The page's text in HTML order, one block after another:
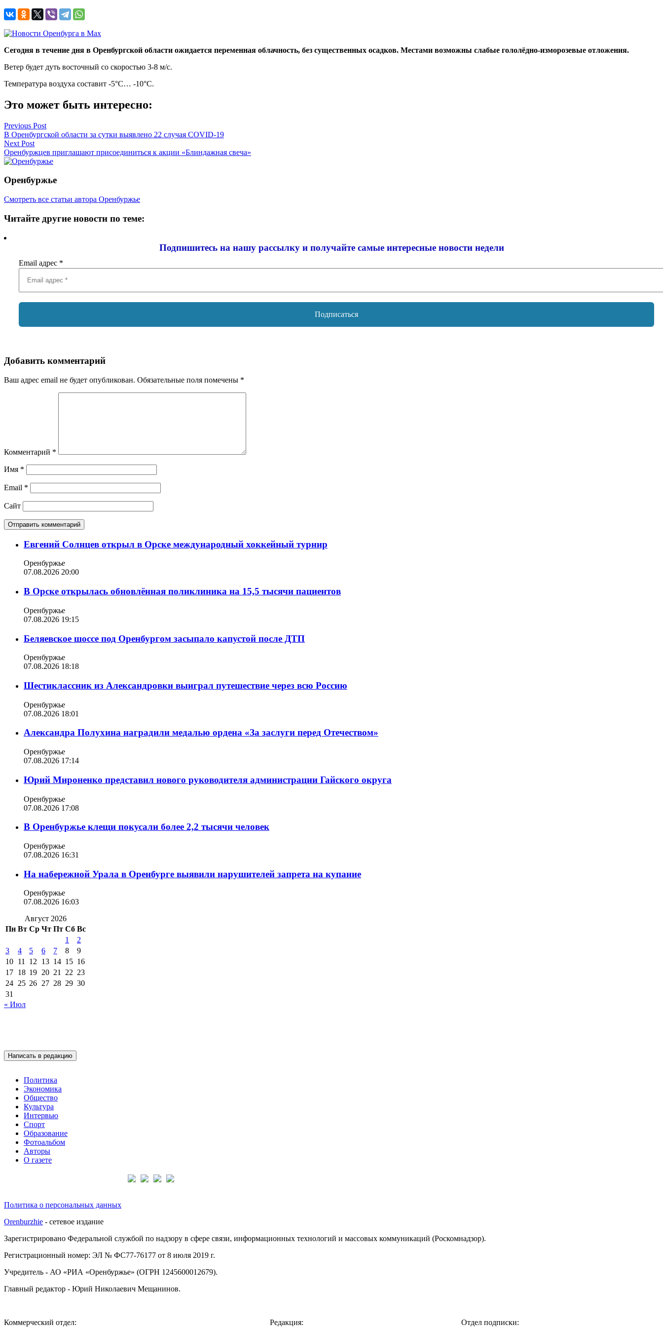
Сегодня в течение дня в Оренбургской области ожидается переменная облачность, без существенных осадков. Местами возможны слабые гололёдно-изморозевые отложения.
Ветер будет дуть восточный со скоростью 3-8 м/с.
Температура воздуха составит -5°C… -10°C.
Это может быть интересно:
Навигация
по
записям
Previous Post
В Оренбургской области за сутки выявлено 22 случая COVID-19
Next Post
Оренбуржцев приглашают присоединиться к акции «Блиндажная свеча»
Оренбуржье
Смотреть все статьи автора Оренбуржье
Читайте другие новости по теме:
Подпишитесь на нашу рассылку и получайте самые интересные новости недели
Email адрес *
Добавить комментарий
Ваш адрес email не будет опубликован. Обязательные поля помечены *
Комментарий *
Имя *
Email *
Сайт
Евгений Солнцев открыл в Орске международный хоккейный турнир
Оренбуржье
07.08.2026 20:00
В Орске открылась обновлённая поликлиника на 15,5 тысячи пациентов
Оренбуржье
07.08.2026 19:15
Беляевское шоссе под Оренбургом засыпало капустой после ДТП
Оренбуржье
07.08.2026 18:18
Шестиклассник из Александровки выиграл путешествие через всю Россию
Оренбуржье
07.08.2026 18:01
Александра Полухина наградили медалью ордена «За заслуги перед Отечеством»
Оренбуржье
07.08.2026 17:14
Юрий Мироненко представил нового руководителя администрации Гайского округа
Оренбуржье
07.08.2026 17:08
В Оренбуржье клещи покусали более 2,2 тысячи человек
Оренбуржье
07.08.2026 16:31
На набережной Урала в Оренбурге выявили нарушителей запрета на купание
Оренбуржье
07.08.2026 16:03
Август 2026
Пн Вт Ср Чт Пт Сб Вс
1
2
3
4 5 6 7 8
9
10 11 12 13 14 15 16
17 18 19 20 21 22 23
24 25 26 27 28 29 30
31
« Июл
Написать в редакцию
Политика
Экономика
Общество
Культура
Интервью
Спорт
Образование
Фотоальбом
Авторы
О газете
Политика о персональных данных
Orenburzhie - сетевое издание
Зарегистрировано Федеральной службой по надзору в сфере связи, информационных технологий и массовых коммуникаций (Роскомнадзор).
Регистрационный номер: ЭЛ № ФС77-76177 от 8 июля 2019 г.
Учредитель - АО «РИА «Оренбуржье» (ОГРН 1245600012679).
Главный редактор - Юрий Николаевич Мещанинов.
Коммерческий отдел: Редакция: Отдел подписки: